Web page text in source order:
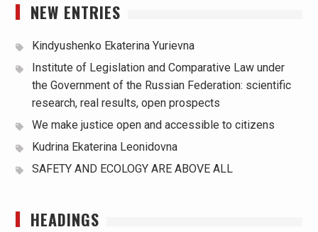
NEW ENTRIES
Kindyushenko Ekaterina Yurievna
Institute of Legislation and Comparative Law under
the Government of the Russian Federation: scientific
research, real results, open prospects
We make justice open and accessible to citizens
Kudrina Ekaterina Leonidovna
SAFETY AND ECOLOGY ARE ABOVE ALL
HEADINGS